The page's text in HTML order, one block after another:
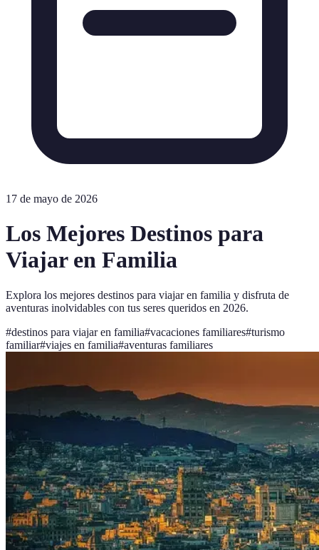
17 de mayo de 2026
Los Mejores Destinos para
Viajar en Familia
Explora los mejores destinos para viajar en familia y disfruta de
aventuras inolvidables con tus seres queridos en 2026.
#destinos para viajar en familia#vacaciones familiares#turismo
familiar#viajes en familia#aventuras familiares